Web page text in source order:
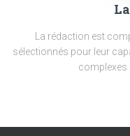
La rédaction est
sélectionnés pour leur
complexes